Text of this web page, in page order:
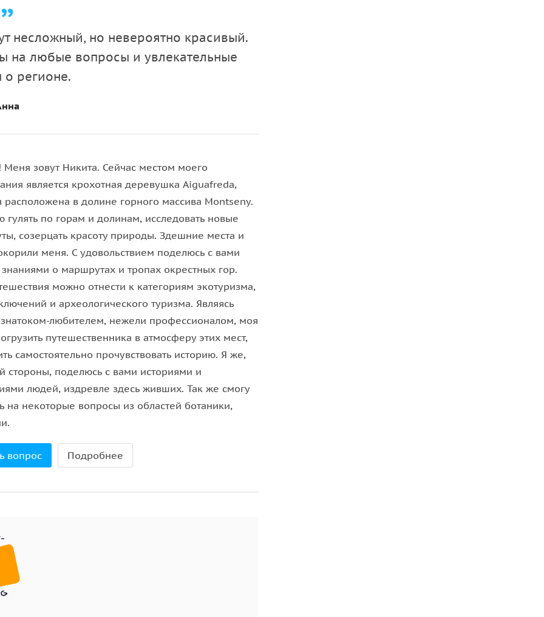
в IX веке. Мы прогуляемся по её историческому
источников, включая «Источник
где можно даже искупаться. Я расскажу
реки покрывается зеленью — вода появляется
с потрясающим видом на долину. При
скитам. Здесь мы устроим небольшой пикник с
отправимся в обратный путь.
несложный, но невероятно красивый.
на любые вопросы и увлекательные
о регионе.
Меня зовут Никита. Сейчас местом моего
является крохотная деревушка Aiguafreda,
расположена в долине горного массива Montseny.
гулять по горам и долинам, исследовать новые
созерцать красоту природы. Здешние места и
меня. С удовольствием поделюсь с вами
о маршрутах и тропах окрестных гор.
можно отнести к категориям экотуризма,
и археологического туризма. Являясь
любителем, нежели профессионалом, моя
путешественника в атмосферу этих мест,
самостоятельно прочувствовать историю. Я же,
стороны, поделюсь с вами историями и
людей, издревле здесь живших. Так же смогу
на некоторые вопросы из областей ботаники,
вопрос Подробнее